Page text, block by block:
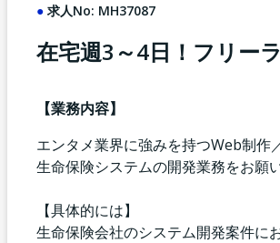
求人No: MH37087
在宅週3～4日！フリー
【業務内容】
エンタメ業界に強みを持つWeb制作
生命保険システムの開発業務をお願
【具体的には】
生命保険会社のシステム開発案件に